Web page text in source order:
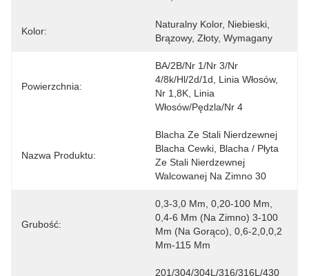
Kolor:
Naturalny Kolor, Niebieski,
Brązowy, Złoty, Wymagany
Powierzchnia:
BA/2B/nr 1/nr 3/nr
4/8k/hl/2d/1d, Linia Włosów,
Nr 1,8K, Linia
Włosów/pędzla/nr 4
Nazwa Produktu:
Blacha Ze Stali Nierdzewnej
Blacha Cewki, Blacha / Płyta
Ze Stali Nierdzewnej
Walcowanej Na Zimno 30
Grubość:
0,3-3,0 Mm, 0,20-100 Mm,
0,4-6 Mm (na Zimno) 3-100
Mm (na Gorąco), 0,6-2,0,0,2
Mm-115 Mm
201/304/304L/316/316L/430